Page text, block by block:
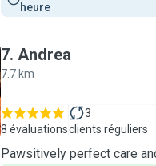
heure
7. Andrea
7.7 km
8 évaluations
3
clients réguliers
Pawsitively perfect care